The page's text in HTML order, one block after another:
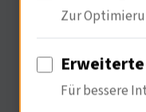
Zur
Für bessere